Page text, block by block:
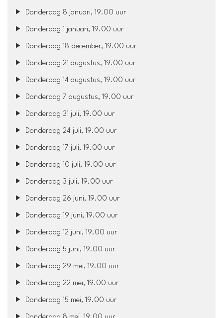
Donderdag 8 januari, 19.00 uur
Donderdag 1 januari, 19.00 uur
Donderdag 18 december, 19.00 uur
Donderdag 21 augustus, 19.00 uur
Donderdag 14 augustus, 19.00 uur
Donderdag 7 augustus, 19.00 uur
Donderdag 31 juli, 19.00 uur
Donderdag 24 juli, 19.00 uur
Donderdag 17 juli, 19.00 uur
Donderdag 10 juli, 19.00 uur
Donderdag 3 juli, 19.00 uur
Donderdag 26 juni, 19.00 uur
Donderdag 19 juni, 19.00 uur
Donderdag 12 juni, 19.00 uur
Donderdag 5 juni, 19.00 uur
Donderdag 29 mei, 19.00 uur
Donderdag 22 mei, 19.00 uur
Donderdag 15 mei, 19.00 uur